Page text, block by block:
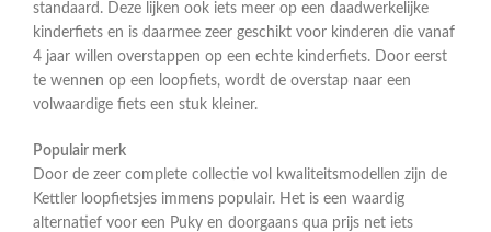
standaard. Deze lijken ook iets meer op een daadwerkelijke
kinderfiets en is daarmee zeer geschikt voor kinderen die vanaf
4 jaar willen overstappen op een echte kinderfiets. Door eerst
te wennen op een loopfiets, wordt de overstap naar een
volwaardige fiets een stuk kleiner.
Populair merk
Door de zeer complete collectie vol kwaliteitsmodellen zijn de
Kettler loopfietsjes immens populair. Het is een waardig
alternatief voor een Puky en doorgaans qua prijs net iets